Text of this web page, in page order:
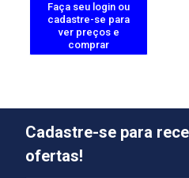
Faça seu login ou
cadastre-se para
ver preços e
comprar
Cadastre-se para
ofertas!